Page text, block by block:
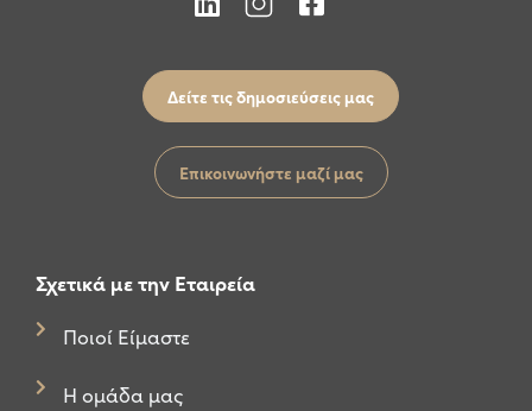
Δείτε τις δημοσιεύσεις μας
Επικοινωνήστε μαζί μας
Σχετικά με την Εταιρεία
Ποιοί Είμαστε
Η ομάδα μας